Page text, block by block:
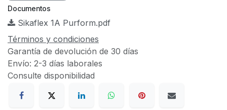
Documentos
Sikaflex 1A Purform.pdf
Términos y condiciones
Garantía de devolución de 30 días
Envío: 2-3 días laborales
Consulte disponibilidad